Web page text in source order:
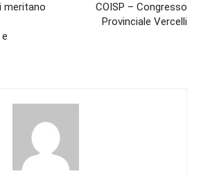
meritano
COISP – Congresso
Provinciale Vercelli